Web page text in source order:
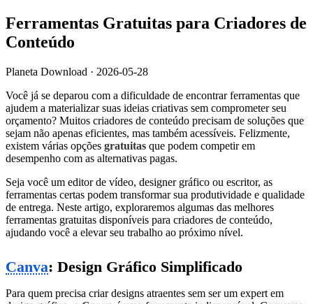
Ferramentas Gratuitas para Criadores de
Conteúdo
Planeta Download · 2026-05-28
Você já se deparou com a dificuldade de encontrar ferramentas que
ajudem a materializar suas ideias criativas sem comprometer seu
orçamento? Muitos criadores de conteúdo precisam de soluções que
sejam não apenas eficientes, mas também acessíveis. Felizmente,
existem várias opções gratuitas que podem competir em
desempenho com as alternativas pagas.
Seja você um editor de vídeo, designer gráfico ou escritor, as
ferramentas certas podem transformar sua produtividade e qualidade
de entrega. Neste artigo, exploraremos algumas das melhores
ferramentas gratuitas disponíveis para criadores de conteúdo,
ajudando você a elevar seu trabalho ao próximo nível.
Canva: Design Gráfico Simplificado
Para quem precisa criar designs atraentes sem ser um expert em